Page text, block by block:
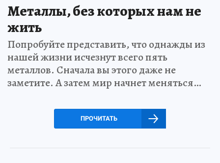
Металлы, без которых нам не
жить
Попробуйте представить, что однажды из
нашей жизни исчезнут всего пять
металлов. Сначала вы этого даже не
заметите. А затем мир начнет меняться…
ПРОЧИТАТЬ